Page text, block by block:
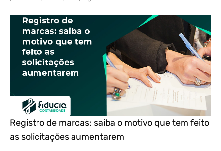
Registro de marcas: saiba o motivo que tem feito
as solicitações aumentarem